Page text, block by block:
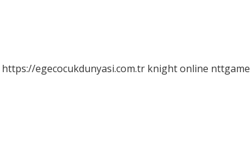
https://egecocukdunyasi.com.tr knight online nttgame